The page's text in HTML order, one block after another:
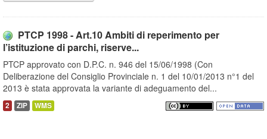
PTCP 1998 - Art.10 Ambiti di reperimento per
l’istituzione di parchi, riserve...
PTCP approvato con D.P.C. n. 946 del 15/06/1998 (Con
Deliberazione del Consiglio Provinciale n. 1 del 10/01/2013 n°1 del
2013 è stata approvata la variante di adeguamento del...
2 ZIP WMS